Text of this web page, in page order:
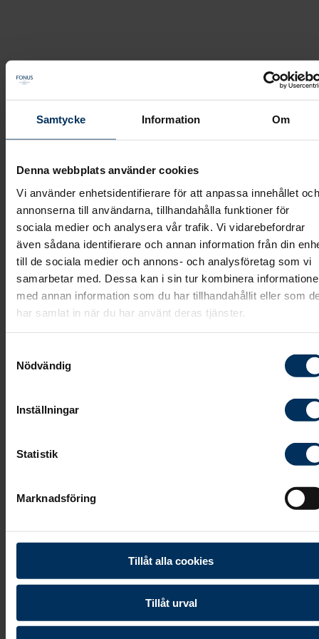
Samtycke Information Om
Denna webbplats använder cookies
Vi använder enhetsidentifierare för att anpassa innehållet och
annonserna till användarna, tillhandahålla funktioner för
sociala medier och analysera vår trafik. Vi vidarebefordrar
även sådana identifierare och annan information från din
till de sociala medier och annons- och analysföretag som vi
samarbetar med. Dessa kan i sin tur kombinera
med annan information som du har tillhandahållit eller som
har samlat in när du har använt deras tjänster.
Nödvändig
Inställningar
Statistik
Marknadsföring
Tillåt alla cookies
Tillåt urval
Fonus / Boka möte